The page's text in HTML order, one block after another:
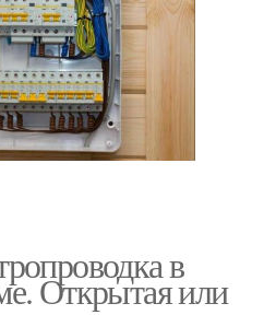
в
Открытая или